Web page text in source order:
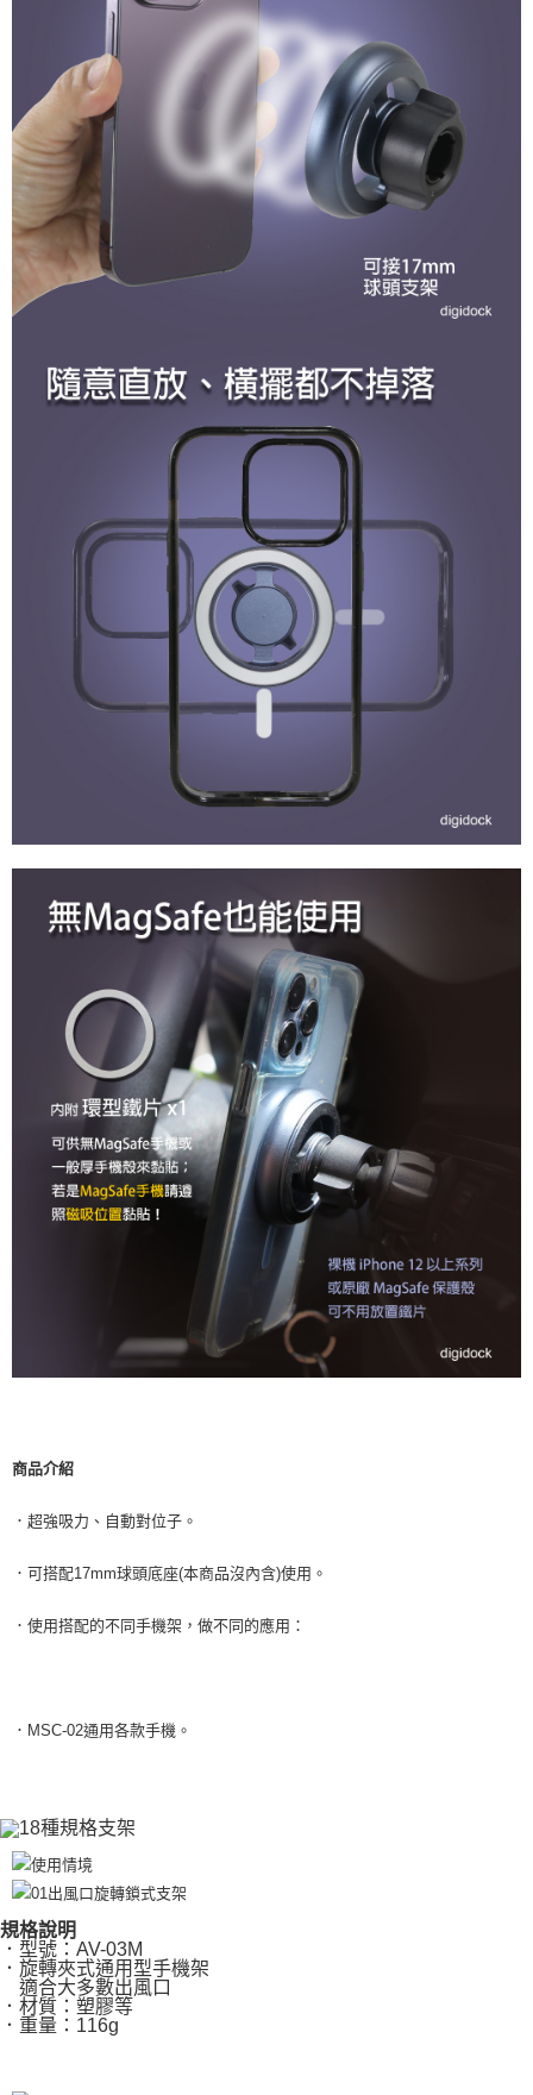
結帳頁面，進行簡訊認證並確認金額後，即可完成結帳。
２．訂單成立數日內，您將收到繳費通知簡訊。
３．收到繳費通知簡訊後14天內，點擊此簡訊中的連結，可透過四大超商／
ATM／網路銀行／等多元方式進行付款，方視為交易完成。
※ 請注意：結帳手續完成當下不需立刻繳費，但若您需要取消訂單，請聯絡
購買商品的店家。未經商家同意取消之訂單仍視為有效，需透過AFTEE先享
後付繳納相關費用。
※ 交易是否成功請以「AFTEE先享後付 」之結帳頁面顯示為準，若有關於
是否繳費成功／繳費後需取消欲退款等相關疑問，請聯繫「AFTEE先享後付
客戶支援中心」
https://netprotections.freshdesk.com/support/home
【注意事項】
１．透過由恩沛科技股份有限公司提供之「AFTEE先享後付」服務完成之交
易，需依本服務之必要範圍內提供個人資料，並將交易相關給付款項請求債
３．未成年的使用者請事先徵得法定代理人或監護人之同意方可使用
「AFTEE先享後付」，若未經同意申辦者引起之損失，本公司不負相關責
４．使用「AFTEE先享後付」時，將依據個別帳號之用戶狀況，依本公司即
時審查核予不同之上限額度；若仍有額度不足之情形，本公司將視審查結果
５．嚴禁一人註冊多個帳號或使用他人資訊註冊。若發現惡意使用之情形，
恩沛科技股份有限公司將有權停止該用戶之使用額度並採取法律行動。
付款後全家取貨
每筆NT$55，滿NT$490(含以上)免運費
離島取貨加價40元
每筆NT$60，滿NT$800(含以上)免運費
離島取貨加價40
每筆NT$55，滿NT$800(含以上)免運費
宅配(快速到貨)
每筆NT$100，滿NT$1,200(含以上)免運費
宅配(外島)
付款後門市自取
商品介紹
．超強吸力、自動對位子。
．可搭配17mm球頭底座(本商品沒內含)使用。
．使用搭配的不同手機架，做不同的應用：
．MSC-02通用各款手機。
規格說明
．型號：AV-03M
．旋轉夾式通用型手機架
適合大多數出風口
．材質：塑膠等
．重量：116g